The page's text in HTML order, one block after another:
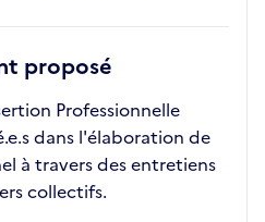
proposé
Professionnelle
dans l'élaboration de
à travers des entretiens
collectifs.